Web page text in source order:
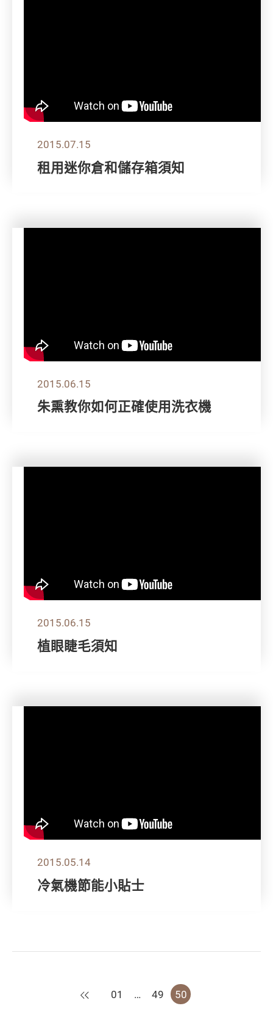
2015.07.15
租用迷你倉和儲存箱須知
2015.06.15
朱熏教你如何正確使用洗衣機
2015.06.15
植眼睫毛須知
2015.05.14
冷氣機節能小貼士
上一頁
01 … 49 50